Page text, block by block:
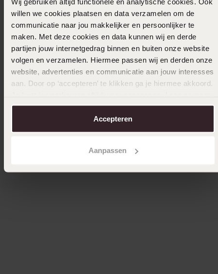
willen we cookies plaatsen en data verzamelen om de
communicatie naar jou makkelijker en persoonlijker te
maken. Met deze cookies en data kunnen wij en derde
partijen jouw internetgedrag binnen en buiten onze website
volgen en verzamelen. Hiermee passen wij en derden onze
website, advertenties en communicatie aan jouw interesses
aan. Door op ‘accepteren’ te klikken ga je hiermee akkoord.
over in onscookiebeleid.
Accepteren
Aanpassen
met zirkonia voor dames